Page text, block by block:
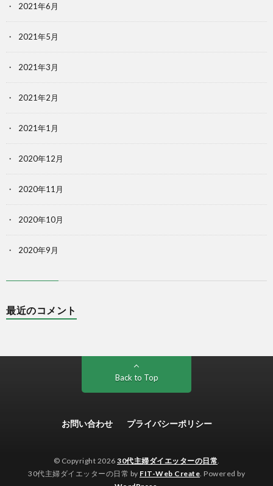
2021年6月
2021年5月
2021年3月
2021年2月
2021年1月
2020年12月
2020年11月
2020年10月
2020年9月
最近のコメント
Back to Top
お問い合わせ プライバシーポリシー
© Copyright 2026 30代主婦ダイエッターの日常.
30代主婦ダイエッターの日常 by FIT-Web Create. Powered by